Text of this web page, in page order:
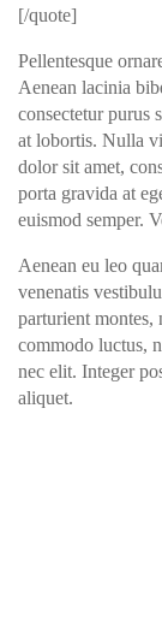
[/quote]
Pellentesque
Aenean lacinia
consectetur purus
at lobortis. Nulla
dolor sit amet,
porta gravida at
euismod semper.
Aenean eu leo
venenatis
parturient montes,
commodo luctus,
nec elit. Integer
aliquet.